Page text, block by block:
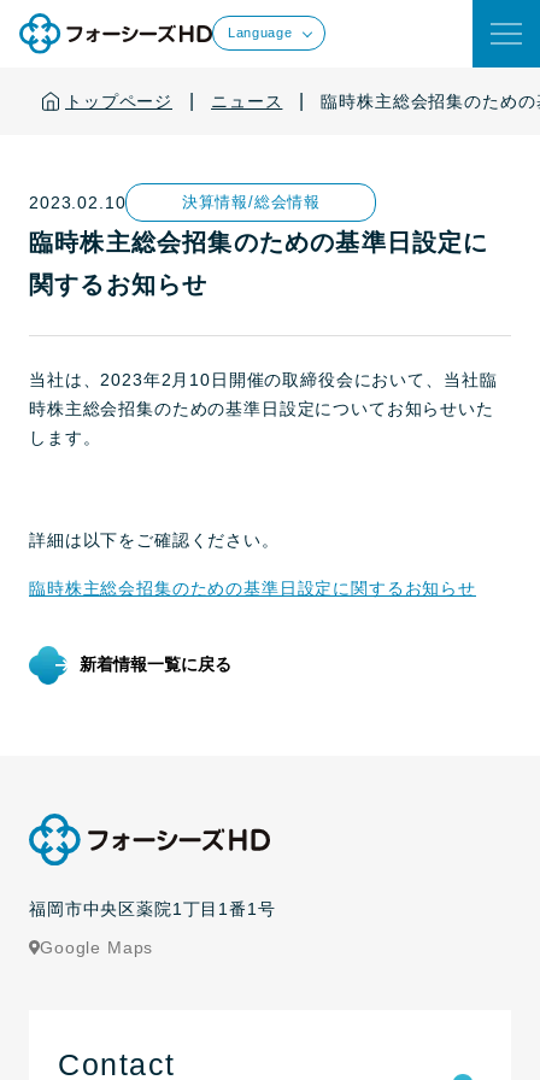
Language
トップページ ニュース 臨時株主総会招集のため
2023.02.10 決算情報/総会情報
臨時株主総会招集のための基準日設定に
関するお知らせ
当社は、2023年2月10日開催の取締役会において、当社臨
時株主総会招集のための基準日設定についてお知らせいた
します。
詳細は以下をご確認ください。
臨時株主総会招集のための基準日設定に関するお知らせ
新着情報一覧に戻る
福岡市中央区薬院1丁目1番1号
Google Maps
Contact